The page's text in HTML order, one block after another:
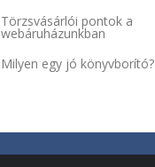
Törzsvásárlói pontok a
webáruházunkban
Milyen egy jó könyvborító?